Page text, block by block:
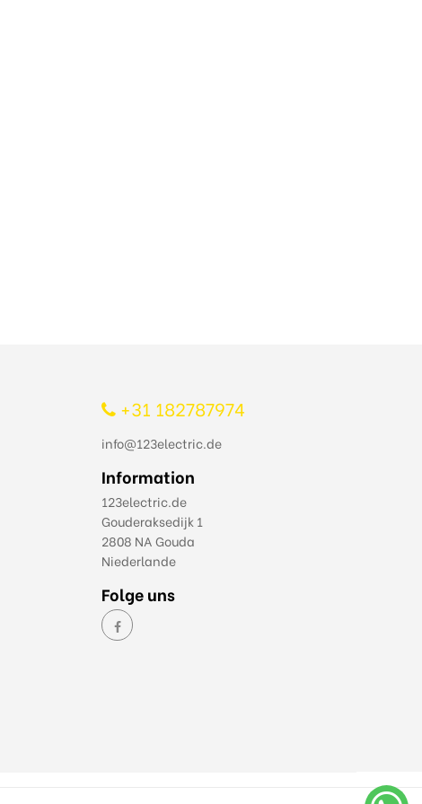
+31 182787974
info@123electric.de
Information
123electric.de
Gouderaksedijk 1
2808 NA Gouda
Niederlande
Folge uns